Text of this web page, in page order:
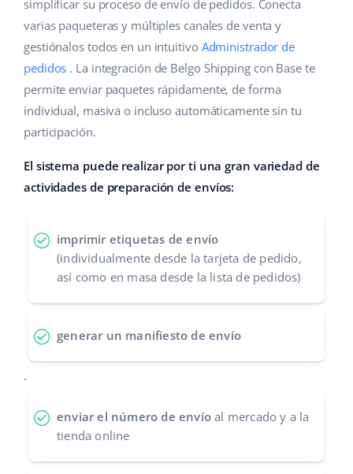
Gestión de envíos
Automatizaciones
Base Connect
IA para e-commerce
Hogar y jardinería
Productos infantiles
Electrónica
Piezas de automóviles
Salud y belleza
Ayuda
Base Academy
Servicios
Implementación de sistemas
Calculadora de beneficios
Cooperación y socios
Contáctanos
english (US)
english (GB)
english (IN)
čeština
deutsch
Ελληνικά
español (AR)
español (MX)
Français
Italiano
português (BR)
simplificar su proceso de envío de pedidos. Conecta
varias paqueteras y múltiples canales de venta y
gestiónalos todos en un intuitivo Administrador de
pedidos . La integración de Belgo Shipping con Base te
permite enviar paquetes rápidamente, de forma
individual, masiva o incluso automáticamente sin tu
participación.
El sistema puede realizar por ti una gran variedad de
actividades de preparación de envíos:
imprimir etiquetas de envío
(individualmente desde la tarjeta de pedido,
así como en masa desde la lista de pedidos)
generar un manifiesto de envío
.
enviar el número de envío al mercado y a la
tienda online